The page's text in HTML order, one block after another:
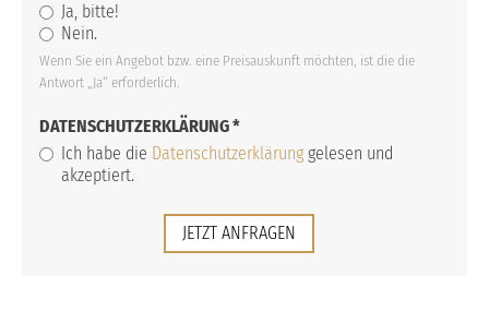
Ja, bitte!
Nein.
Wenn Sie ein Angebot bzw. eine Preisauskunft möchten, ist die die
Antwort „Ja“ erforderlich.
DATENSCHUTZERKLÄRUNG*
Ich habe die Datenschutzerklärung gelesen und
akzeptiert.
JETZT ANFRAGEN